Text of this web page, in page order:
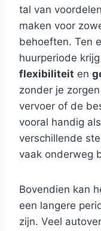
tal van
maken voor
behoeften. Ten
huurperiode
flexibiliteit en
zonder je
vervoer of de
vooral handig
verschillende
vaak onderweg
Bovendien kan
een langere
zijn. Veel